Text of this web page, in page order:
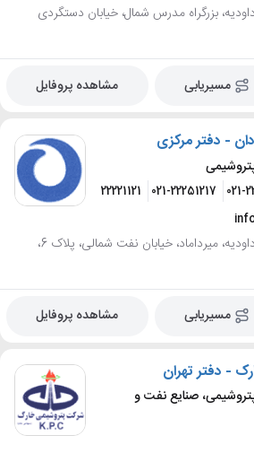
3، محله داودیه، بزرگراه مدرس شمال، خیابان دستگردی
مسیریابی مشاهده پروفایل
- دفتر مرکزی
021-
021-22251217
021-22221121
021-22222122
تهران، منطقه 3، محله داودیه، میرداماد، خیابان نفت شمالی، پلاک 6،
مسیریابی مشاهده پروفایل
- دفتر تهران
صنایع نفت و